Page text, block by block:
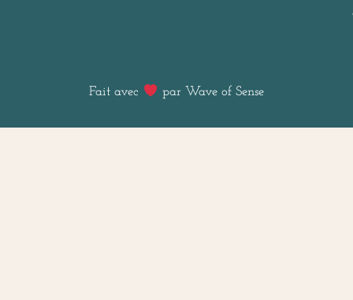
Fait avec par Wave of Sense